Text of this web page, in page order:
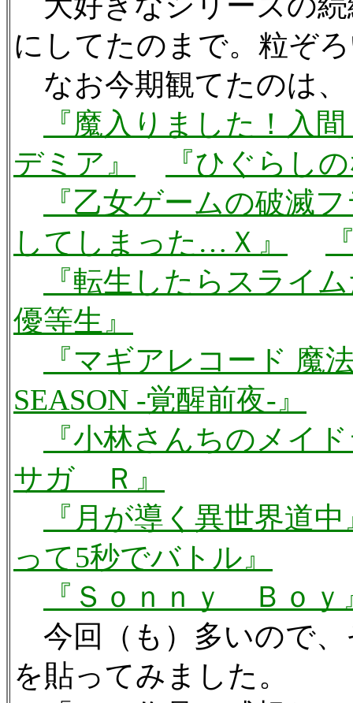
にしてたのまで。粒ぞ
なお今期観てたのは、
『魔入りました！入
デミア』
『ひぐらし
『乙女ゲームの破滅
してしまった…Ｘ』
『転生したらスライ
優等生』
『マギアレコード 魔
SEASON -覚醒前夜-』
『小林さんちのメイ
サガ Ｒ』
『月が導く異世界道中
って5秒でバトル』
『Ｓｏｎｎｙ Ｂｏｙ
今回（も）多いので
を貼ってみました。